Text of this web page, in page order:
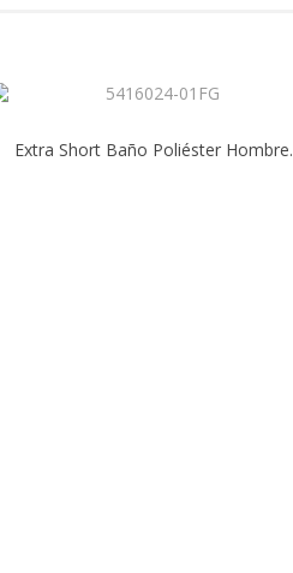
Extra Short Baño Poliéster Hombre.